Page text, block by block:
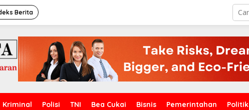
Berita
Kriminal Polisi TNI Bea Cukai Bisnis Pemerintahan Politik